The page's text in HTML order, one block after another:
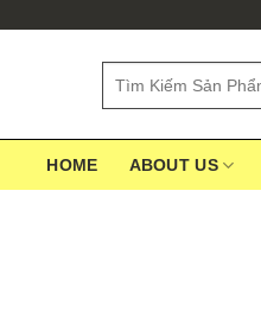
for:
HOME ABOUT US